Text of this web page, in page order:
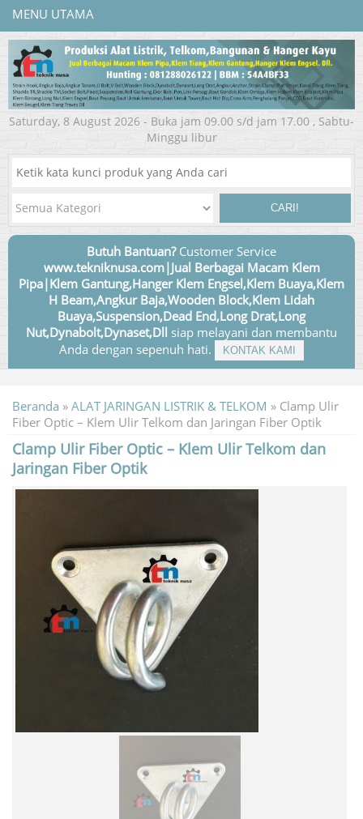
MENU UTAMA
Saturday, 8 August 2026 - Buka jam 09.00 s/d jam 17.00 , Sabtu-
Minggu libur
CARI!
Butuh Bantuan?Customer Service
www.tekniknusa.com|Jual Berbagai Macam Klem
Pipa|Klem Gantung,Hanger Klem Engsel,Klem Buaya,Klem
H Beam,Angkur Baja,Wooden Block,Klem Lidah
Buaya,Suspension,Dead End,Long Drat,Long
Nut,Dynabolt,Dynaset,Dll siap melayani dan membantu
Anda dengan sepenuh hati.
KONTAK KAMI
Beranda » ALAT JARINGAN LISTRIK & TELKOM » Clamp Ulir
Fiber Optic – Klem Ulir Telkom dan Jaringan Fiber Optik
Clamp Ulir Fiber Optic – Klem Ulir Telkom dan
Jaringan Fiber Optik